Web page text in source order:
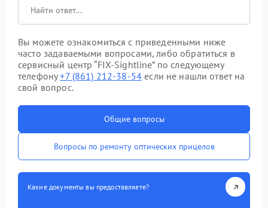
Вы можете ознакомиться с приведенными ниже
часто задаваемыми вопросами, либо обратиться в
сервисный центр “FIX-Sightline” по следующему
телефону+7 (861) 212-38-54 если не нашли ответ на
свой вопрос.
Общие вопросы
Вопросы по ремонту оптических прицелов
Какие документы вы предоставляете?